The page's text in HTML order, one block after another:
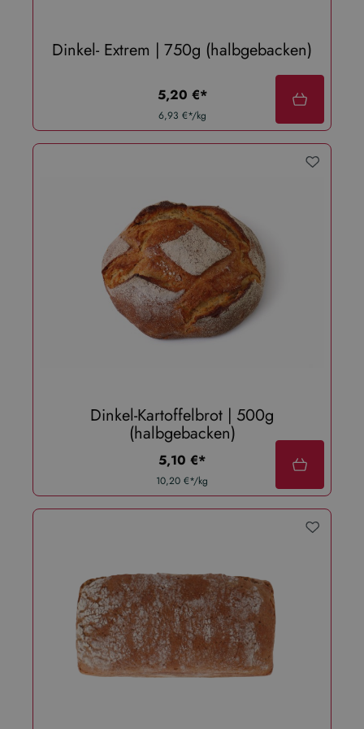
Dinkel- Extrem | 750g (halbgebacken)
regulärer preis:
5,20 €*
6,93 €*/kg
Dinkel-Kartoffelbrot | 500g
(halbgebacken)
regulärer preis:
5,10 €*
10,20 €*/kg